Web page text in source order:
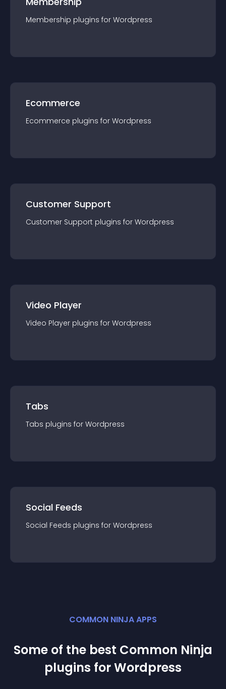
Membership plugins for Wordpress
Ecommerce
Ecommerce plugins for Wordpress
Customer Support
Customer Support plugins for Wordpress
Video Player
Video Player plugins for Wordpress
Tabs
Tabs plugins for Wordpress
Social Feeds
Social Feeds plugins for Wordpress
COMMON NINJA APPS
Some of the best Common Ninja
plugins forWordpress